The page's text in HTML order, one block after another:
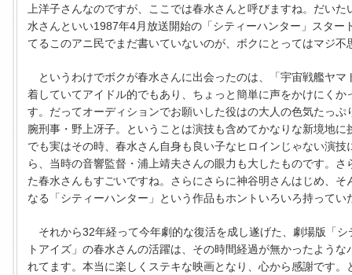
上洋子さんなのですが、ここでは春水さんと呼びますね。だい
水さんといい1987年4月放送開始の「シティーハンター」スター
てるこのアニ民でまだ書いていないのが、ボクにとってはマジ不
というわけでボクが春水さんに出会ったのは、「宇宙戦艦ヤマ
着していてアイドル的でもあり、ちょっと簡単に声をかけにく
す。だってオーディションでお願いした役はの大人の色気たっ
腕刑事・野上冴子。ということは演技も含めてかなりな新境地
でも実はその時、春水さん自身も良い子なヒロインじゃない演
ら、当時の音響監督・浦上靖夫さんの眼力も大したものです。
た春水さんもすごいですね。さらにさらに神谷明さんはじめ、
なる「シティーハンター」という作品もホントいろいろ持ってい
それから32年経って今年劇的な復活を成し遂げた、劇場版「
トアイズ」の春水さんの活躍は、その時間経過が無かったよう
れてます。本当に楽しくステキな映画となり、心から感謝です